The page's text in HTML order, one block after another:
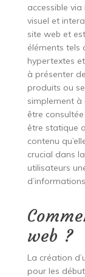
accessible
visuel et
site web et
éléments tels
hypertextes
à présenter
produits ou
simplement à
être
être statique
contenu
crucial dans
utilisateurs
web ?
La création
pour les